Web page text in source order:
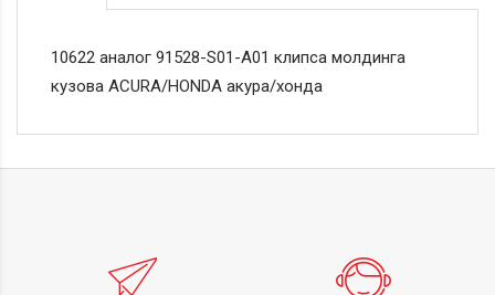
10622 аналог 91528-S01-A01 клипса молдинга
кузова ACURA/HONDA акура/хонда